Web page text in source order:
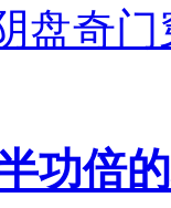
半功